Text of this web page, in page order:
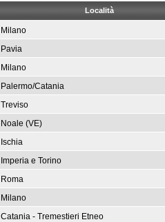
Località
Milano
Pavia
Milano
Palermo/Catania
Treviso
Noale (VE)
Ischia
Imperia e Torino
Roma
Milano
Catania - Tremestieri Etneo